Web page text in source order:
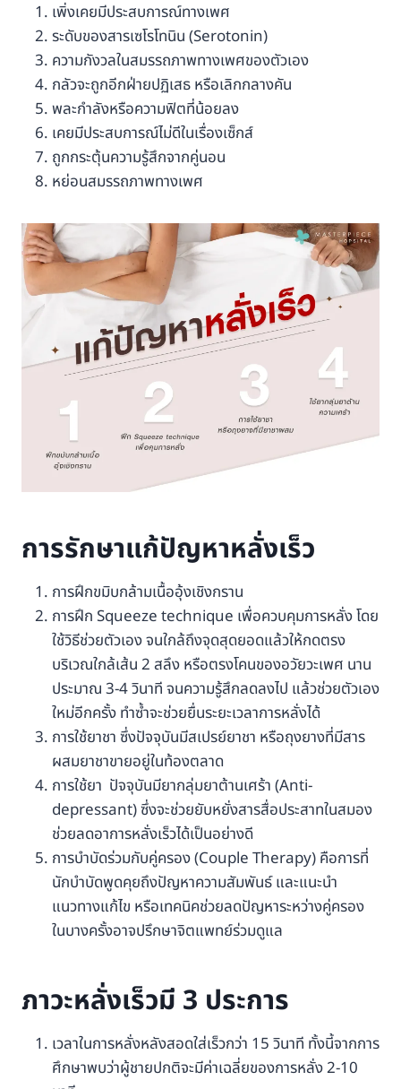
เพิ่งเคยมีประสบการณ์ทางเพศ
ระดับของสารเซโรโทนิน (Serotonin)
ความกังวลในสมรรถภาพทางเพศของตัวเอง
กลัวจะถูกอีกฝ่ายปฏิเสธ หรือเลิกกลางคัน
พละกำลังหรือความฟิตที่น้อยลง
เคยมีประสบการณ์ไม่ดีในเรื่องเซ็กส์
ถูกกระตุ้นความรู้สึกจากคู่นอน
หย่อนสมรรถภาพทางเพศ
การรักษาแก้ปัญหาหลั่งเร็ว
การฝึกขมิบกล้ามเนื้ออุ้งเชิงกราน
การฝึก Squeeze technique เพื่อควบคุมการหลั่ง โดย
ใช้วิธีช่วยตัวเอง จนใกล้ถึงจุดสุดยอดแล้วให้กดตรง
บริเวณใกล้เส้น 2 สลึง หรือตรงโคนของอวัยวะเพศ นาน
ประมาณ 3-4 วินาที จนความรู้สึกลดลงไป แล้วช่วยตัวเอง
ใหม่อีกครั้ง ทำซ้ำจะช่วยยื่นระยะเวลาการหลั่งได้
การใช้ยาชา ซึ่งปัจจุบันมีสเปรย์ยาชา หรือถุงยางที่มีสาร
ผสมยาชาขายอยู่ในท้องตลาด
การใช้ยา ปัจจุบันมียากลุ่มยาต้านเศร้า (Anti-
depressant) ซึ่งจะช่วยยับหยั่งสารสื่อประสาทในสมอง
ช่วยลดอาการหลั่งเร็วได้เป็นอย่างดี
การบำบัดร่วมกับคู่ครอง (Couple Therapy) คือการที่
นักบำบัดพูดคุยถึงปัญหาความสัมพันธ์ และแนะนำ
แนวทางแก้ไข หรือเทคนิคช่วยลดปัญหาระหว่างคู่ครอง
ในบางครั้งอาจปรึกษาจิตแพทย์ร่วมดูแล
ภาวะหลั่งเร็วมี 3 ประการ
เวลาในการหลั่งหลังสอดใส่เร็วกว่า 15 วินาที ทั้งนี้จากการ
ศึกษาพบว่าผู้ชายปกติจะมีค่าเฉลี่ยของการหลั่ง 2-10